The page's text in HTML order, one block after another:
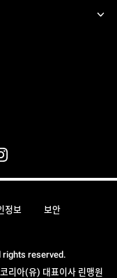
reserved.
리아(유) 대표이사 린맹원
정보 보안